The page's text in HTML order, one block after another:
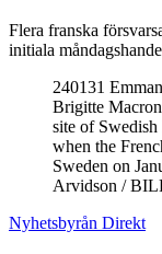
Flera franska
initiala
240131
Brigitte
site of
when the
Sweden on
Arvidson /
Nyhetsbyrån Direkt